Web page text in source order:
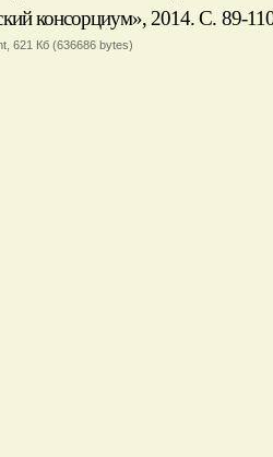
консорциум», 2014. С. 89-
621 Кб (636686 bytes)